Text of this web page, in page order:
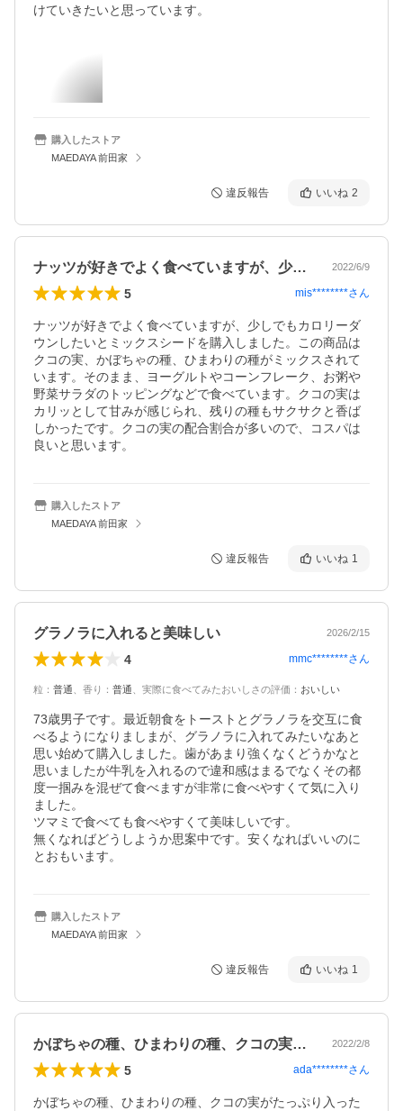
けていきたいと思っています。
購入したストア
MAEDAYA 前田家
違反報告 いいね 2
ナッツが好きでよく食べていますが、少し… 2022/6/9
5 mis********さん
ナッツが好きでよく食べていますが、少しでもカロリーダ
ウンしたいとミックスシードを購入しました。この商品は
クコの実、かぼちゃの種、ひまわりの種がミックスされて
います。そのまま、ヨーグルトやコーンフレーク、お粥や
野菜サラダのトッピングなどで食べています。クコの実は
カリッとして甘みが感じられ、残りの種もサクサクと香ば
しかったです。クコの実の配合割合が多いので、コスパは
良いと思います。
購入したストア
MAEDAYA 前田家
違反報告 いいね 1
グラノラに入れると美味しい 2026/2/15
4 mmc********さん
粒 ： 普通 香り ： 普通 実際に食べてみたおいしさの評価 ： おいしい
73歳男子です。最近朝食をトーストとグラノラを交互に食
べるようになりましまが、グラノラに入れてみたいなあと
思い始めて購入しました。歯があまり強くなくどうかなと
思いましたが牛乳を入れるので違和感はまるでなくその都
度一掴みを混ぜて食べますが非常に食べやすくて気に入り
ました。
ツマミで食べても食べやすくて美味しいです。
無くなればどうしようか思案中です。安くなればいいのに
購入したストア
MAEDAYA 前田家
違反報告 いいね 1
かぼちゃの種、ひまわりの種、クコの実が… 2022/2/8
5 ada********さん
かぼちゃの種、ひまわりの種、クコの実がたっぷり入った